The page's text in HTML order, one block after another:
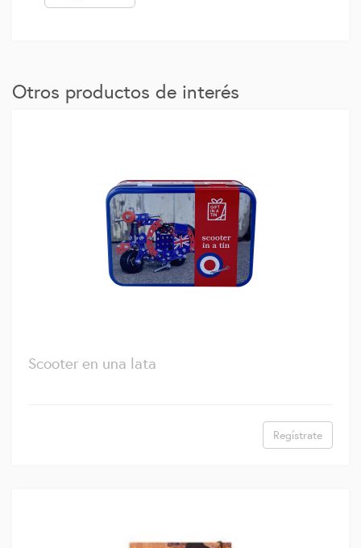
Otros productos de interés
Scooter en una lata
Regístrate